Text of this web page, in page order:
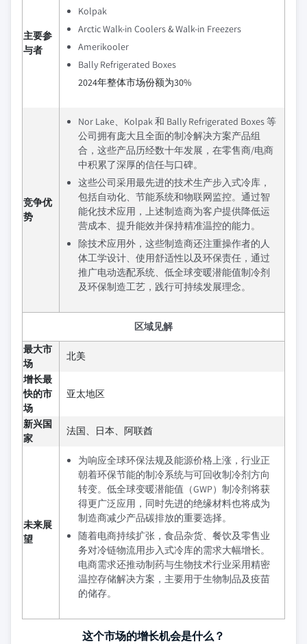
主要参
与者
Kolpak
Arctic Walk-in Coolers & Walk-in Freezers
Amerikooler
Bally Refrigerated Boxes
2024年整体市场份额为30%
竞争优
势
Nor Lake、Kolpak 和 Bally Refrigerated Boxes 等
公司拥有庞大且全面的制冷解决方案产品组
合，这些产品历经数十年发展，在零售商/电商
中积累了深厚的信任与口碑。
这些公司采用最先进的技术生产步入式冷库，
包括自动化、节能系统和物联网监控。通过智
能化技术应用，上述制造商为客户提供降低运
营成本、提升能效并保持精准温控的能力。
除技术应用外，这些制造商还注重操作者的人
体工学设计、使用舒适性以及环保责任，通过
推广电动选配系统、低全球变暖潜能值制冷剂
及环保制造工艺，践行可持续发展理念。
区域见解
最大市
场
北美
增长最
快的市
场
亚太地区
新兴国
家
法国、日本、阿联酋
未来展
望
为响应全球环保法规及能源价格上涨，行业正
朝着环保节能的制冷系统与可回收制冷剂方向
转变。低全球变暖潜能值（GWP）制冷剂将获
得更广泛应用，同时先进的绝缘材料也将成为
制造商减少产品碳排放的重要选择。
随着电商持续扩张，食品杂货、餐饮及零售业
务对冷链物流用步入式冷库的需求大幅增长。
电商需求还推动制药与生物技术行业采用精密
温控存储解决方案，主要用于生物制品及疫苗
的储存。
这个市场的增长机会是什么？